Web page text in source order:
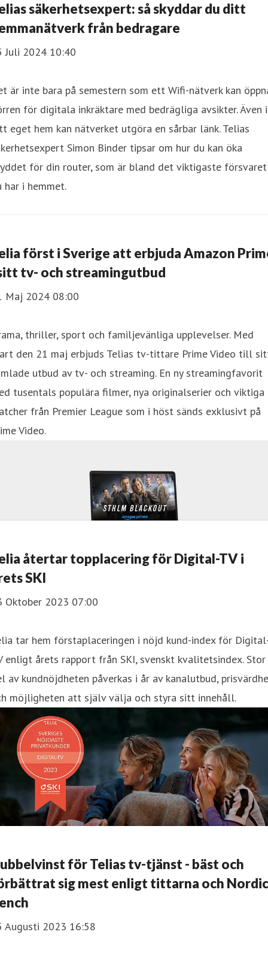
säkerhetsexpert: så skyddar du ditt
från bedragare
Juli 2024 10:40
är inte bara på semestern som ett Wifi-nätverk kan
för digitala inkräktare med bedrägliga avsikter. Även i
eget hem kan nätverket utgöra en sårbar länk. Telias
Simon Binder tipsar om hur du kan öka
för din router, som är bland det viktigaste försvaret
har i hemmet.
först i Sverige att erbjuda Amazon
tv- och streamingutbud
Maj 2024 08:00
thriller, sport och familjevänliga upplevelser. Med
den 21 maj erbjuds Telias tv-tittare Prime Video till
utbud av tv- och streaming. En ny streamingfavorit
tusentals populära filmer, nya originalserier och viktiga
från Premier League som i höst sänds exklusivt på
Video.
återtar topplacering för Digital-TV i
SKI
Oktober 2023 07:00
tar hem förstaplaceringen i nöjd kund-index för
enligt årets rapport från SKI, svenskt kvalitetsindex. Stor
av kundnöjdheten påverkas i år av kanalutbud,
möjligheten att själv välja och styra sitt innehåll.
för Telias tv-tjänst - bäst och
sig mest enligt tittarna och Nordic
Augusti 2023 16:58